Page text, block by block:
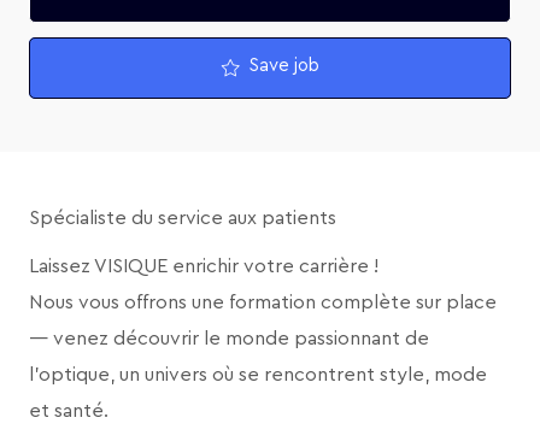
Save job
Spécialiste du service aux patients
Laissez VISIQUE enrichir votre carrière !
Nous vous offrons une formation complète sur place
— venez découvrir le monde passionnant de
l’optique, un univers où se rencontrent style, mode
et santé.